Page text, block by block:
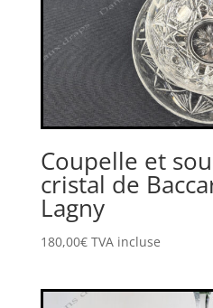
Coupelle et
cristal de
Lagny
180,00€ TVA incluse